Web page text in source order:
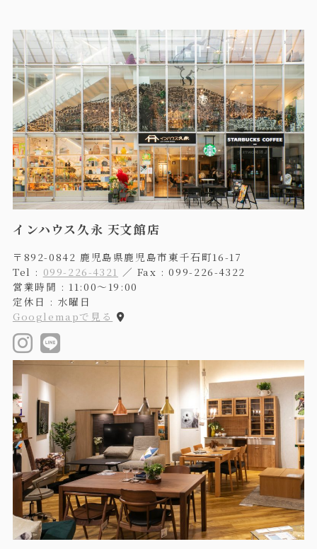
インハウス久永 天文館店
〒892-0842 鹿児島県鹿児島市東千石町16-17
Tel : 099-226-4321 ／ Fax : 099-226-4322
営業時間 : 11:00〜19:00
定休日 : 水曜日
Googlemapで見る